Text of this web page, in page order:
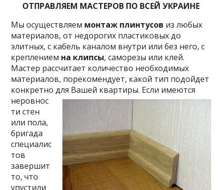
ОТПРАВЛЯЕМ МАСТЕРОВ ПО ВСЕЙ УКРАИНЕ
Мы осуществляем монтаж плинтусов из любых
материалов, от недорогих пластиковых до
элитных, с кабель каналом внутри или без него, с
креплением на клипсы, саморезы или клей.
Мастер рассчитает количество необходимых
материалов, порекомендует, какой тип подойдет
конкретно для Вашей квартиры. Если имеются
неровнос
ти стен
или пола,
бригада
специалис
тов
завершит
то, что
упустили